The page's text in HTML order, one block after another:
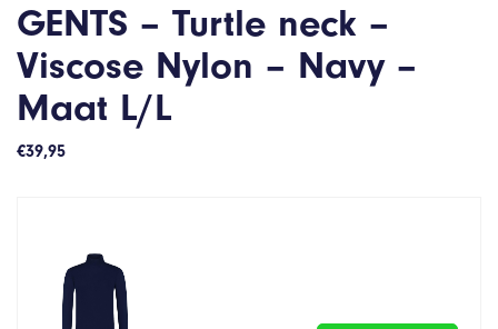
GENTS – Turtle neck –
Viscose Nylon – Navy –
Maat L/L
€39,95